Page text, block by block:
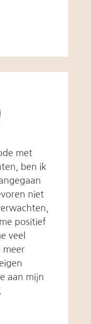
met
ben ik
niet
positief
veel
meer
aan mijn